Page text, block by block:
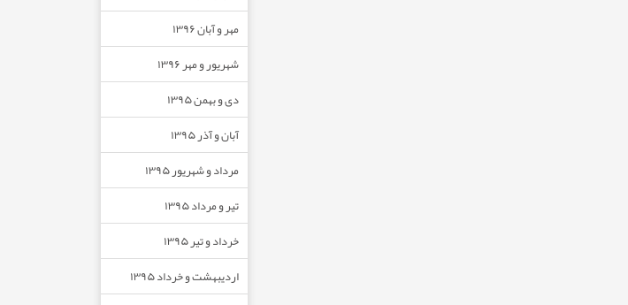
مهر و آبان ۱۳۹۶
شهریور و مهر ۱۳۹۶
دی و بهمن ۱۳۹۵
آبان و آذر ۱۳۹۵
مرداد و شهریور ۱۳۹۵
تیر و مرداد ۱۳۹۵
خرداد و تیر ۱۳۹۵
اردیبهشت و خرداد ۱۳۹۵